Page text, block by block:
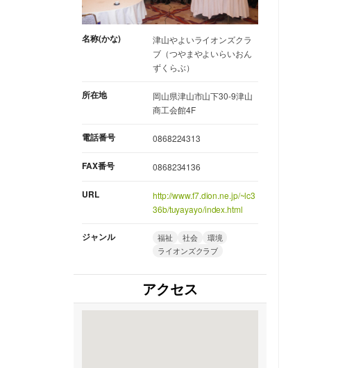
名称(かな)
津山やよいライオンズクラ
ブ（つやまやよいらいおん
ずくらぶ）
所在地
岡山県津山市山下30-9津山
商工会館4F
電話番号 0868224313
FAX番号 0868234136
URL
http://www.f7.dion.ne.jp/~lc3
36b/tuyayayo/index.html
ジャンル 福祉 社会
環境
ライオンズクラブ
アクセス